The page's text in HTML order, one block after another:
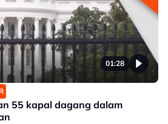
01:28
55 kapal dagang dalam